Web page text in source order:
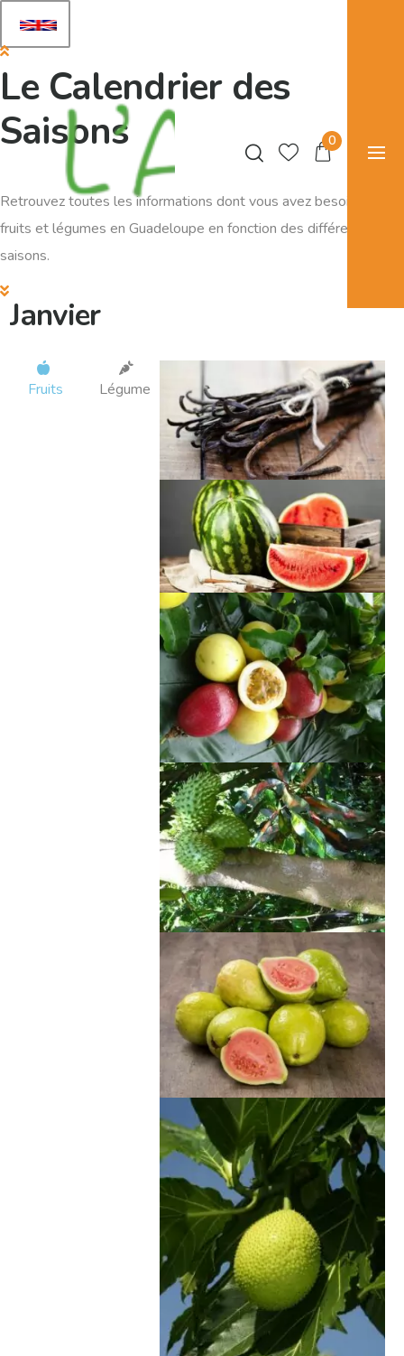
0
Le Calendrier des
Saisons
Retrouvez toutes les informations dont vous avez besoin sur les
fruits et légumes en Guadeloupe en fonction des différentes
saisons.
Janvier
Fruits Légumes